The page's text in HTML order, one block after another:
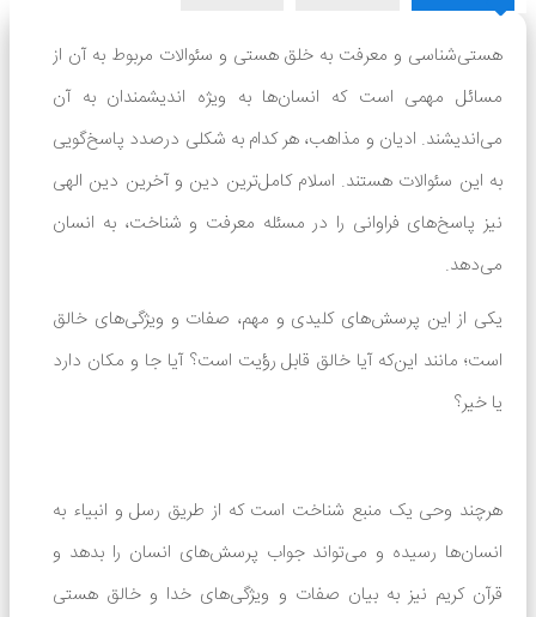
هستی‌شناسی و معرفت به خلق هستی و سئوالات مربوط به آن از
مسائل مهمی است که انسان‌ها به ویژه اندیشمندان به آن
می‌اندیشند. ادیان و مذاهب، هر کدام به شکلی درصدد پاسخ‌گویی
به این سئوالات هستند. اسلام کامل‌ترین دین و آخرین دین الهی
نیز پاسخ‌های فراوانی را در مسئله معرفت و شناخت، به انسان
می‌دهد.
یکی از این پرسش‌های کلیدی و مهم، صفات و ویژگی‌های خالق
است؛ مانند این‌که آیا خالق قابل رؤیت است؟ آیا جا و مکان دارد
یا خیر؟
هرچند وحی یک منبع شناخت است که از طریق رسل و انبیاء به
انسان‌ها رسیده و می‌تواند جواب پرسش‌های انسان را بدهد و
قرآن کریم نیز به بیان صفات و ویژگی‌های خدا و خالق هستی